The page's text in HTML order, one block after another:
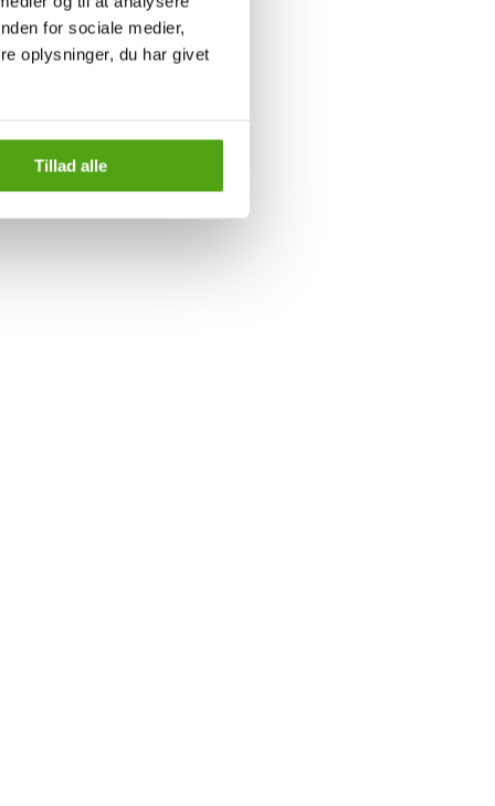
for sociale medier,
oplysninger, du har givet
Tillad alle